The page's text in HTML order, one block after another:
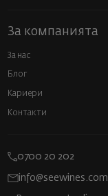
За компанията
За нас
Блог
Кариери
Контакти
0700 20 202
info@seewines.com